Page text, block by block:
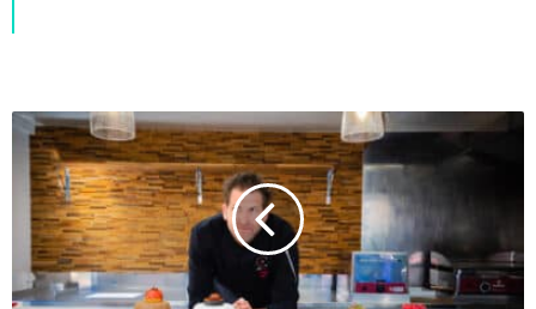
V
e